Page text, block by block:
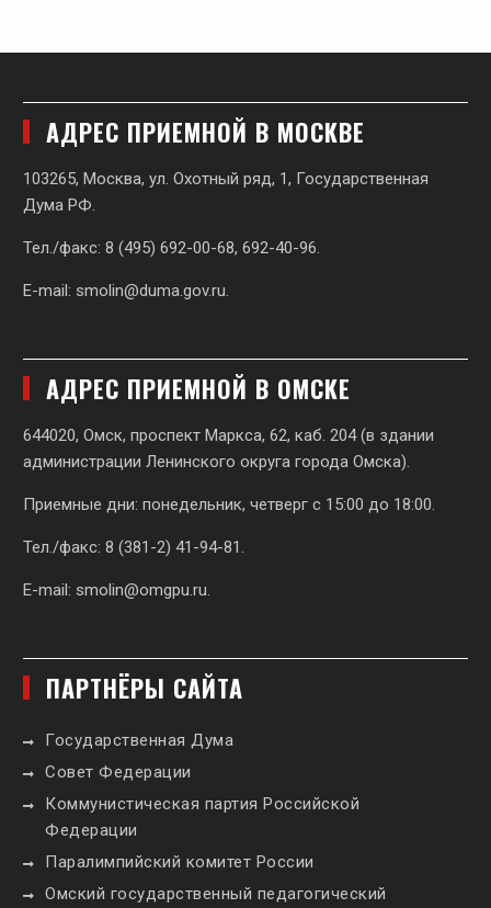
АДРЕС ПРИЕМНОЙ В МОСКВЕ
103265, Москва, ул. Охотный ряд, 1, Государственная
Дума РФ.
Тел./факс: 8 (495) 692-00-68, 692-40-96.
E-mail: smolin@duma.gov.ru
АДРЕС ПРИЕМНОЙ В ОМСКЕ
644020, Омск, проспект Маркса, 62, каб. 204 (в здании
администрации Ленинского округа города Омска).
Приемные дни: понедельник, четверг с 15:00 до 18:00.
Тел./факс: 8 (381-2) 41-94-81.
E-mail: smolin@omgpu.ru
ПАРТНЁРЫ САЙТА
Государственная Дума
Совет Федерации
Коммунистическая партия Российской
Федерации
Паралимпийский комитет России
Омский государственный педагогический